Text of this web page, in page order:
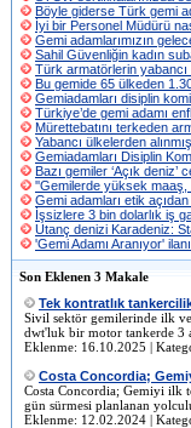
Böyle giderse Türk gemi
İyi bir Personel Müdürü
Gemi adamlarımızın
Sahil Güvenliğin kadın
Türk armatörlerin yabancı
Bu gemide 65 ülkeden
Gemiadamları disiplin
Türkiye’de gemi adamı
Mürettebatını terkeden
Yabancı ülkelerden
Gemiadamları Disiplin
Bazı gemiler ‘Açık deniz’
''Gemilerde yüksek maaş,
Gemi adamları etik
İşsizlere 3 bin dolarlık iş
Utanç denizi Karadeniz:
'Gemi Adamı Aranıyor'
Son Eklenen 3 Makale
Tek kontratlık
Sivil sektör gemilerinde ilk ve
dwt'luk bir motor tankerde 3
Eklenme: 16.10.2025 |
Costa Concordia;
Costa Concordia; Gemiyi ilk
gün sürmesi planlanan
Eklenme: 12.02.2024 |